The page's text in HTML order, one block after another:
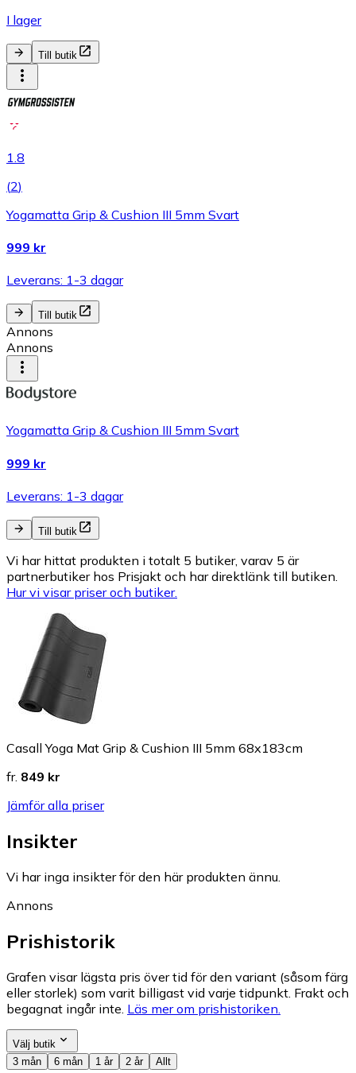
I lager
Till butik
1.8
(2)
Yogamatta Grip & Cushion III 5mm Svart
999 kr
Leverans: 1-3 dagar
Till butik
Annons
Annons
Yogamatta Grip & Cushion III 5mm Svart
999 kr
Leverans: 1-3 dagar
Till butik
Vi har hittat produkten i totalt 5 butiker, varav 5 är
partnerbutiker hos Prisjakt och har direktlänk till butiken.
Hur vi visar priser och butiker.
Casall Yoga Mat Grip & Cushion III 5mm 68x183cm
fr. 849 kr
Jämför alla priser
Insikter
Vi har inga insikter för den här produkten ännu.
Annons
Prishistorik
Grafen visar lägsta pris över tid för den variant (såsom färg
eller storlek) som varit billigast vid varje tidpunkt. Frakt och
begagnat ingår inte. Läs mer om prishistoriken.
Välj butik
3 mån
6 mån 1 år 2 år Allt